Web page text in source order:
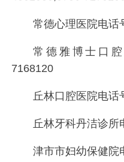
常德心理医院电话
常德雅博士口
7168120
丘林口腔医院电话
丘林牙科丹洁诊所
津市市妇幼保健院